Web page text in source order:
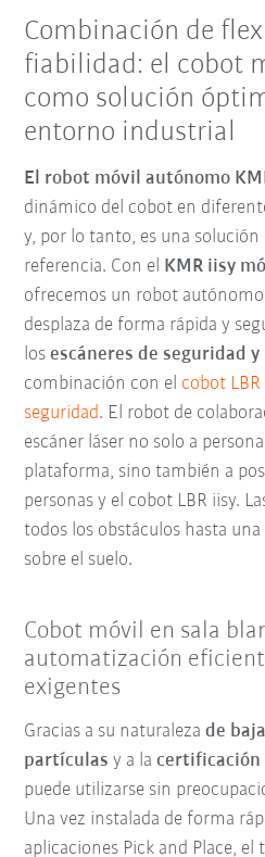
Combinación de
fiabilidad: el cobot
como solución
entorno industrial
El robot móvil autónomo
dinámico del cobot en
y, por lo tanto, es una
referencia. Con el KMR iisy
ofrecemos un robot
desplaza de forma rápida y
losescáneres de seguridad y
combinación con el cobot
seguridad. El robot de
escáner láser no solo a
plataforma, sino también a
personas y el cobot LBR iisy.
todos los obstáculos hasta
sobre el suelo.
Cobot móvil en sala
automatización
exigentes
Gracias a su naturalezade
partículas y a lacertificación
puede utilizarse sin
Una vez instalada de forma
aplicaciones Pick and Place,